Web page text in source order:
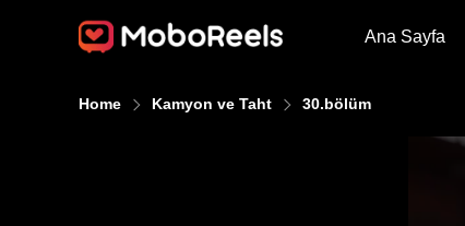
Ana Sayfa
Home Kamyon ve Taht 30.bölüm